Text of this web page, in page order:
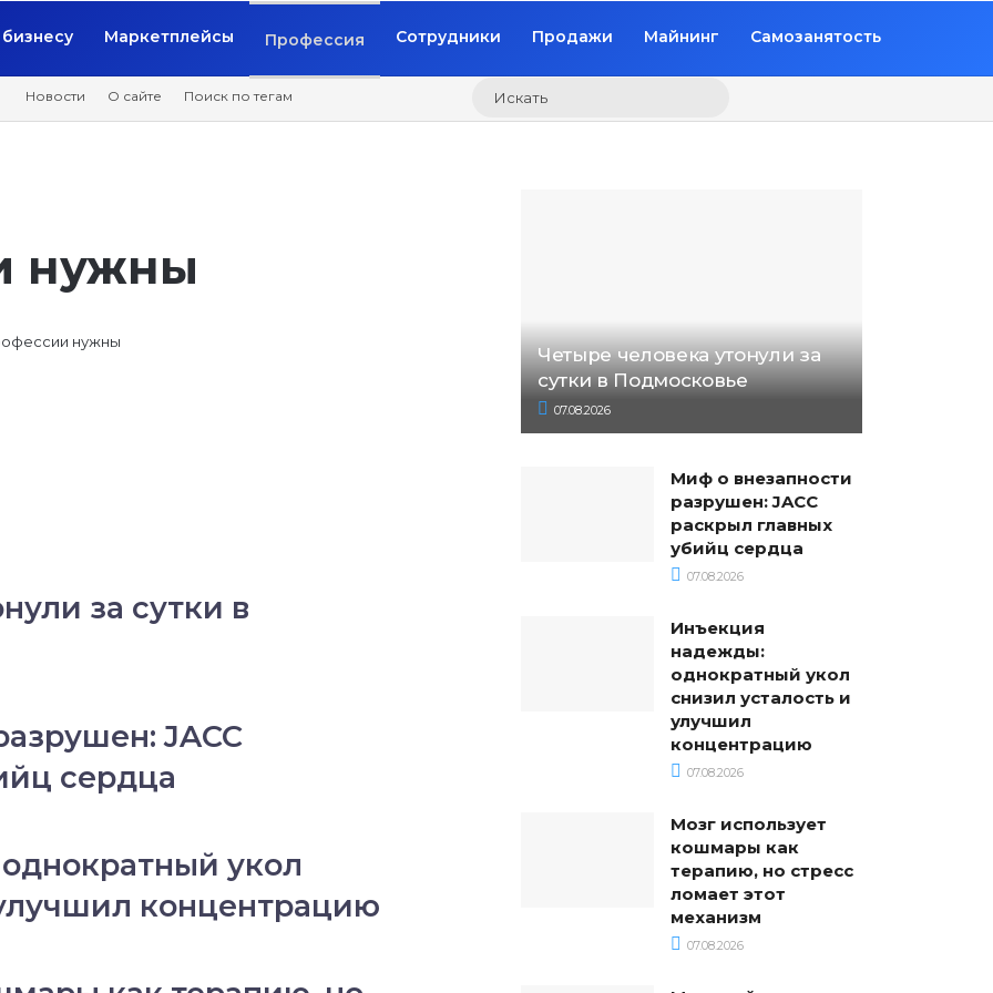
Маркетплейсы Профессия Сотрудники Продажи Майнинг Самозанятость
Новости О сайте Поиск по тегам
нужны
за сутки в
JACC
сердца
укол
концентрацию
Четыре человека утонули за
сутки в Подмосковье
07.08.2026
Миф о внезапности
разрушен: JACC
раскрыл главных
убийц сердца
07.08.2026
Инъекция
надежды:
однократный укол
снизил усталость и
улучшил
концентрацию
07.08.2026
Мозг использует
кошмары как
терапию, но стресс
ломает этот
механизм
07.08.2026